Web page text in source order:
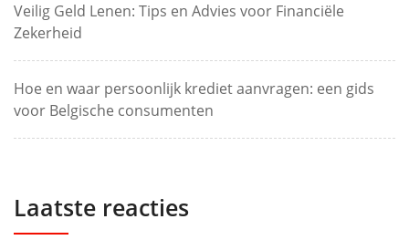
Veilig Geld Lenen: Tips en Advies voor Financiële
Zekerheid
Hoe en waar persoonlijk krediet aanvragen: een gids
voor Belgische consumenten
Laatste reacties